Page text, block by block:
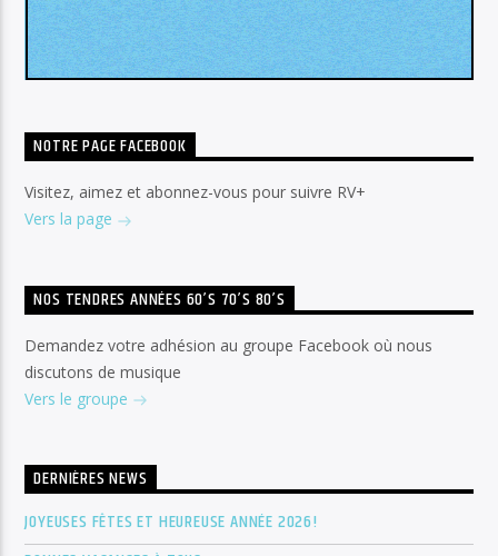
NOTRE PAGE FACEBOOK
Visitez, aimez et abonnez-vous pour suivre RV+
Vers la page
NOS TENDRES ANNÉES 60’S 70’S 80’S
Demandez votre adhésion au groupe Facebook où nous
discutons de musique
Vers le groupe
DERNIÈRES NEWS
JOYEUSES FÊTES ET HEUREUSE ANNÉE 2026!